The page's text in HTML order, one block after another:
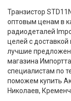
Транзистор
оптовым ценам в
радиодеталей
целей с
лучшие
магазина
специалистам по
поможем купить
Николаев,